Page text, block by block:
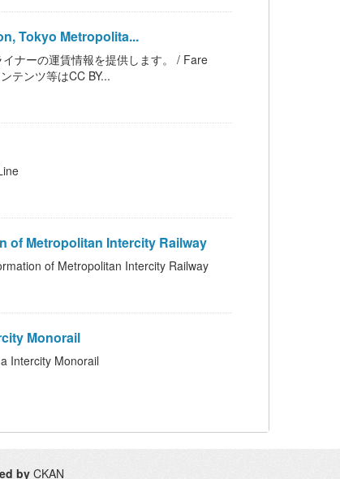
Tokyo Metropolita...
ナーの運賃情報を提供します。 / Fare
テンツ等はCC BY...
of Metropolitan Intercity Railway
of Metropolitan Intercity Railway
Monorail
Intercity Monorail
byCKAN